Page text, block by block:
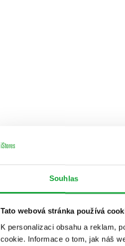
Souhlas
Tato webová stránka používá
K personalizaci obsahu a reklam,
cookie. Informace o tom, jak náš